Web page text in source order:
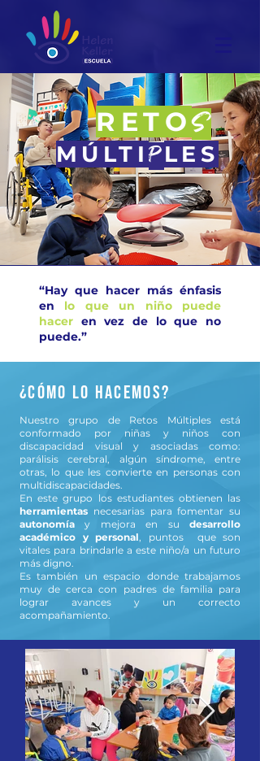
RETOS
​MÚLTIPLES
“Hay que hacer más énfasis
en lo que un niño puede
hacer en vez de lo que no
puede.”
¿CÓMO LO HACEMOS?
Nuestro grupo de Retos Múltiples está
conformado por niñas y niños con
discapacidad visual y asociadas como:
parálisis cerebral, algún síndrome, entre
otras, lo que les convierte en personas con
multidiscapacidades.
En este grupo los estudiantes obtienen las
herramientas necesarias para fomentar su
autonomía y mejora en su desarrollo
académico y personal, puntos que son
vitales para brindarle a este niño/a un futuro
más digno.
Es también un espacio donde trabajamos
muy de cerca con padres de familia para
lograr avances y un correcto
acompañamiento.